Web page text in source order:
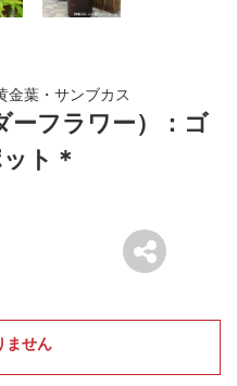
金葉・サンブカス
ーフラワー）：ゴ
ト＊
ません